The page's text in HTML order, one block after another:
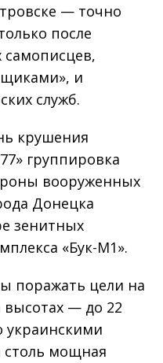
— точно
после
и
служб.
крушения
группировка
вооруженных
Донецка
зенитных
«Бук-М1».
поражать цели на
высотах — до 22
украинскими
столь мощная